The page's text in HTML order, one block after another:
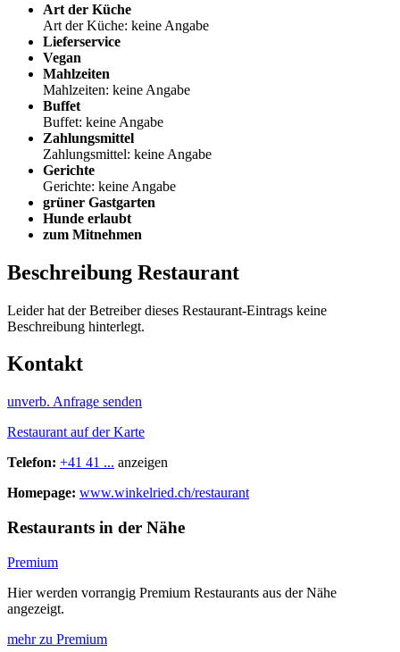
Art der Küche
Art der Küche: keine Angabe
Lieferservice
Vegan
Mahlzeiten
Mahlzeiten: keine Angabe
Buffet
Buffet: keine Angabe
Zahlungsmittel
Zahlungsmittel: keine Angabe
Gerichte
Gerichte: keine Angabe
grüner Gastgarten
Hunde erlaubt
zum Mitnehmen
Beschreibung Restaurant
Leider hat der Betreiber dieses Restaurant-Eintrags keine
Beschreibung hinterlegt.
Kontakt
unverb. Anfrage senden
Restaurant auf der Karte
Telefon: +41 41 ... anzeigen
Homepage: www.winkelried.ch/restaurant
Restaurants in der Nähe
Premium
Hier werden vorrangig Premium Restaurants aus der Nähe
angezeigt.
mehr zu Premium